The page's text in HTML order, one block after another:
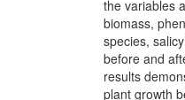
the variables
biomass,
species,
before and
results
plant growth